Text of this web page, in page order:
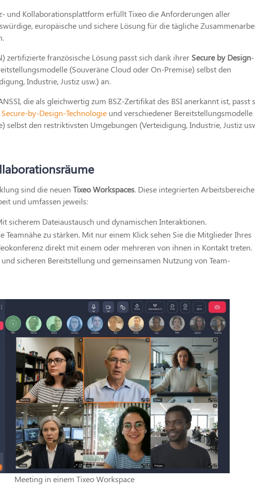
und Kollaborationsplattform erfüllt Tixeo die Anforderungen aller
europäische und sichere Lösung für die tägliche
zertifizierte französische Lösung passt sich dank ihrer Secure by Design-
(Souveräne Cloud oder On-Premise) selbst den
Industrie, Justiz usw.) an.
die als gleichwertig zum BSZ-Zertifikat des BSI anerkannt ist, passt
Secure-by-Design-Technologie und verschiedener Bereitstellungsmodelle
selbst den restriktivsten Umgebungen (Verteidigung, Industrie, Justiz
sind die neuen Tixeo Workspaces. Diese integrierten Arbeitsbereiche
und umfassen jeweils:
sicherem Dateiaustausch und dynamischen Interaktionen.
Teamnähe zu stärken. Mit nur einem Klick sehen Sie die Mitglieder Ihres
direkt mit einem oder mehreren von ihnen in Kontakt treten.
sicheren Bereitstellung und gemeinsamen Nutzung von Team-
Meeting in einem Tixeo Workspace